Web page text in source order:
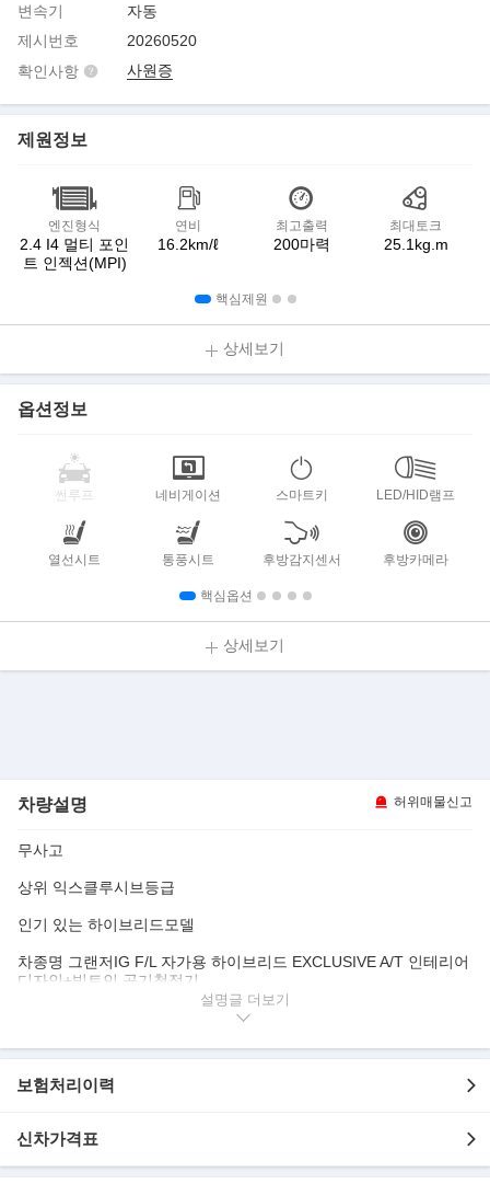
변속기
자동
제시번호
20260520
확인사항
사원증
제원정보
엔진형식
2.4 I4 멀티 포인
트 인젝션(MPI)
연비
16.2km/ℓ
최고출력
200마력
최대토크
25.1kg.m
핵심제원
상세보기
옵션정보
썬루프 네비게이션 스마트키 LED/HID램프
열선시트 통풍시트 후방감지센서 후방카메라
핵심옵션
상세보기
차량설명 허위매물신고
무사고
상위 익스클루시브등급
인기 있는 하이브리드모델
차종명 그랜저IG F/L 자가용 하이브리드 EXCLUSIVE A/T 인테리어
디자인+빌트인 공기청정기
플래티넘
설명글
보험처리이력
신차가격표